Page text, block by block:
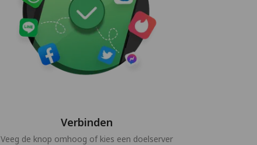
Verbinden
Veeg de knop omhoog of kies een doelserver